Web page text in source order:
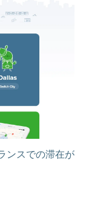
ンスでの滞在が